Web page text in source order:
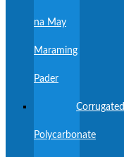
na May
Maraming
Pader
Corrugated
Polycarbonate